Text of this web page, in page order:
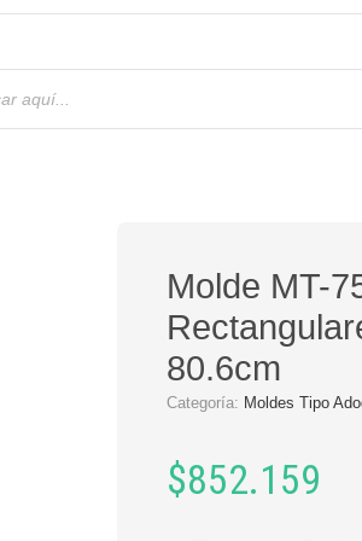
Molde MT-
80.6cm
Categoría: Moldes Tipo
$852.159